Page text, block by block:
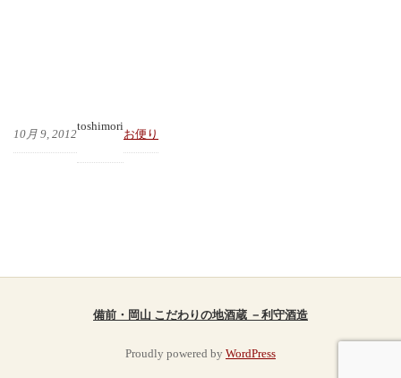
10月 9, 2012
toshimori
お便り
備前・岡山 こだわりの地酒蔵 －利守酒造
Proudly powered by WordPress